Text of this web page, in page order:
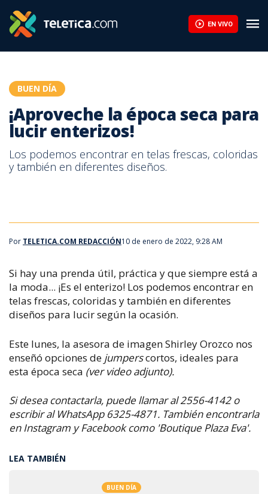
EN VIVO
BUEN DÍA
¡Aproveche la época seca para
lucir enterizos!
Los podemos encontrar en telas frescas, coloridas
y también en diferentes diseños.
Por TELETICA.COM REDACCIÓN10 de enero de 2022, 9:28 AM
Si hay una prenda útil, práctica y que siempre está a
la moda... ¡Es el enterizo! Los podemos encontrar en
telas frescas, coloridas y también en diferentes
diseños para lucir según la ocasión.
Este lunes, la asesora de imagen Shirley Orozco nos
enseñó opciones de jumperscortos, ideales para
esta época seca (ver video adjunto).
Si desea contactarla, puede llamar al 2556-4142 o
escribir al WhatsApp 6325-4871. También encontrarla
en Instagram y Facebook como 'Boutique Plaza Eva'.
LEA TAMBIÉN
BUEN DÍA